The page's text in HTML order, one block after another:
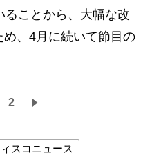
ることから、大幅な改
、4月に続いて節目の
2
スコニュース